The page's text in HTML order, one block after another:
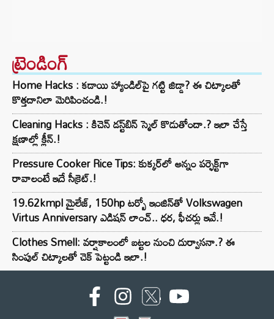
ట్రెండింగ్‌
Home Hacks : కడాయి హ్యాండిల్‌పై గట్టి జిడ్డా? ఈ చిట్కాలతో
కొత్తదానిలా మెరిపించండి.!
Cleaning Hacks : కిచెన్ డస్ట్‌బిన్ స్మెల్ కొడుతోందా.? ఇలా చేస్తే
క్షణాల్లో క్లీన్.!
Pressure Cooker Rice Tips: కుక్కర్‌లో అన్నం పర్ఫెక్ట్‌గా
రావాలంటే ఇదే సీక్రెట్.!
19.62kmpl మైలేజ్, 150hp టర్బో ఇంజిన్‌తో Volkswagen
Virtus Anniversary ఎడిషన్ లాంచ్.. ధర, ఫీచర్లు ఇవే.!
Clothes Smell: వర్షాకాలంలో బట్టల నుంచి దుర్వాసనా.? ఈ
సింపుల్ చిట్కాలతో చెక్ పెట్టండి ఇలా.!